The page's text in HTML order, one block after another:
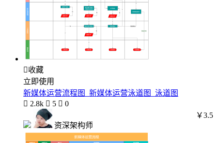
收藏
立即使用
新媒体运营流程图_新媒体运营泳道图_泳道图
 2.8k  5  0
资深架构师
￥3.5